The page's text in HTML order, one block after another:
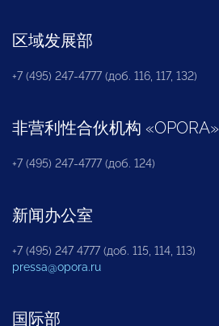
区域发展部
+7 (495) 247-4777 (доб. 116, 117, 132)
非营利性合伙机构 «OPORA»
+7 (495) 247-4777 (доб. 124)
新闻办公室
+7 (495) 247 4777 (доб. 115, 114, 113)
pressa@opora.ru
国际部